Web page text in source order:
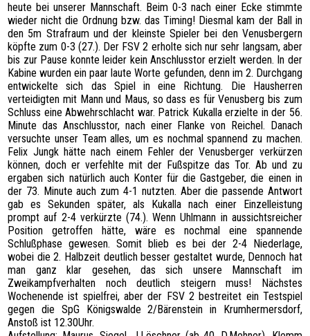
heute bei unserer Mannschaft. Beim 0-3 nach einer Ecke stimmte
wieder nicht die Ordnung bzw. das Timing! Diesmal kam der Ball in
den 5m Strafraum und der kleinste Spieler bei den Venusbergern
köpfte zum 0-3 (27.). Der FSV 2 erholte sich nur sehr langsam, aber
bis zur Pause konnte leider kein Anschlusstor erzielt werden. In der
Kabine wurden ein paar laute Worte gefunden, denn im 2. Durchgang
entwickelte sich das Spiel in eine Richtung. Die Hausherren
verteidigten mit Mann und Maus, so dass es für Venusberg bis zum
Schluss eine Abwehrschlacht war. Patrick Kukalla erzielte in der 56.
Minute das Anschlusstor, nach einer Flanke von Reichel. Danach
versuchte unser Team alles, um es nochmal spannend zu machen.
Felix Jungk hätte nach einem Fehler der Venusberger verkürzen
können, doch er verfehlte mit der Fußspitze das Tor. Ab und zu
ergaben sich natürlich auch Konter für die Gastgeber, die einen in
der 73. Minute auch zum 4-1 nutzten. Aber die passende Antwort
gab es Sekunden später, als Kukalla nach einer Einzelleistung
prompt auf 2-4 verkürzte (74.). Wenn Uhlmann in aussichtsreicher
Position getroffen hätte, wäre es nochmal eine spannende
Schlußphase gewesen. Somit blieb es bei der 2-4 Niederlage,
wobei die 2. Halbzeit deutlich besser gestaltet wurde, Dennoch hat
man ganz klar gesehen, das sich unsere Mannschaft im
Zweikampfverhalten noch deutlich steigern muss! Nächstes
Wochenende ist spielfrei, aber der FSV 2 bestreitet ein Testspiel
gegen die SpG Königswalde 2/Bärenstein in Krumhermersdorf,
Anstoß ist 12.30Uhr.